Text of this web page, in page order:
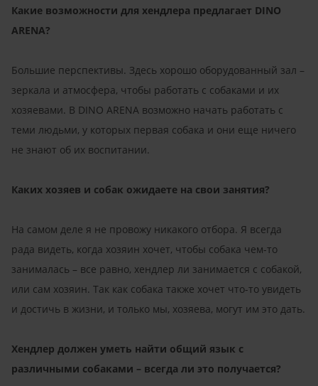
Какие возможности для хендлера предлагает DINO
ARENA?
Большие перспективы. Здесь хорошо оборудованный зал –
зеркала и атмосфера, чтобы работать с собаками и их
хозяевами. В DINO ARENA возможно начать работать с
теми людьми, у которых первая собака и они еще ничего
не знают об их воспитании.
Каких хозяев и собак ожидаете на свои занятия?
На самом деле я не провожу никакого отбора. Я всегда
рада видеть, когда хозяин хочет, чтобы собака чем-то
занималась – все равно, хендлер ли занимается с собакой,
или сам хозяин. Так как собака также хочет что-то увидеть
и достичь в жизни, и только мы, хозяева, могут им это дать.
Хендлер должен уметь найти общий язык с
различными собаками – всегда ли это получается?